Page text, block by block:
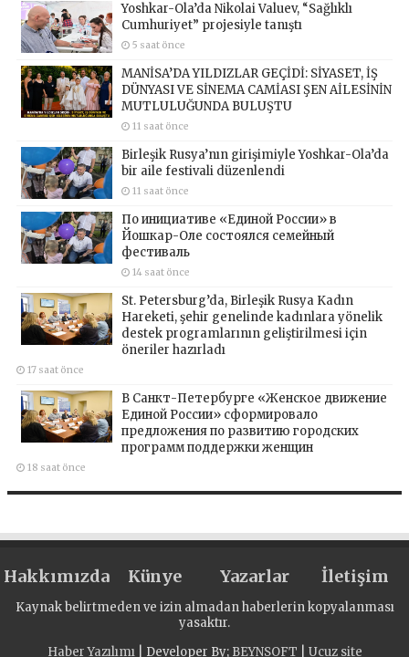
Yoshkar-Ola’da Nikolai Valuev, “Sağlıklı
Cumhuriyet” projesiyle tanıştı
5 saat önce
MANİSA’DA YILDIZLAR GEÇİDİ: SİYASET, İŞ
DÜNYASI VE SİNEMA CAMİASI ŞEN AİLESİNİN
MUTLULUĞUNDA BULUŞTU
11 saat önce
Birleşik Rusya’nın girişimiyle Yoshkar-Ola’da
bir aile festivali düzenlendi
11 saat önce
По инициативе «Единой России» в
Йошкар-Оле состоялся семейный
фестиваль
14 saat önce
St. Petersburg’da, Birleşik Rusya Kadın
Hareketi, şehir genelinde kadınlara yönelik
destek programlarının geliştirilmesi için
öneriler hazırladı
17 saat önce
В Санкт-Петербурге «Женское движение
Единой России» сформировало
предложения по развитию городских
программ поддержки женщин
18 saat önce
Hakkımızda Künye Yazarlar İletişim
Kaynak belirtmeden ve izin almadan haberlerin kopyalanması
yasaktır.
Haber Yazılımı| Developer By; BEYNSOFT Ucuz site